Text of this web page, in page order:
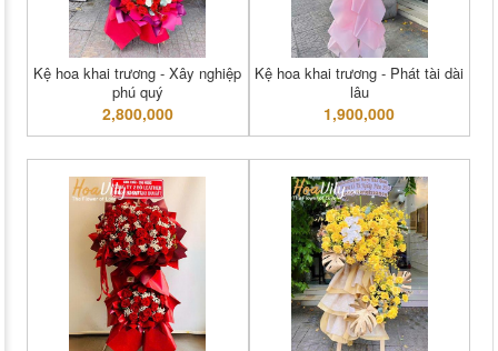
Kệ hoa khai trương - Xây nghiệp
phú quý
2,800,000
Kệ hoa khai trương - Phát tài dài
lâu
1,900,000